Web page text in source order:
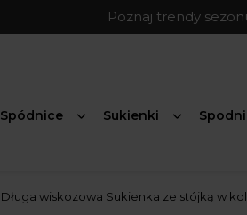
Poznaj trendy
Spódnice Sukienki
Długa wiskozowa Sukienka ze stójką w